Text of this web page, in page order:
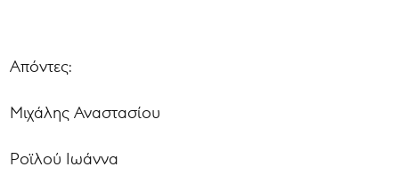
Απόντες:
Μιχάλης Αναστασίου
Ροϊλού Ιωάννα